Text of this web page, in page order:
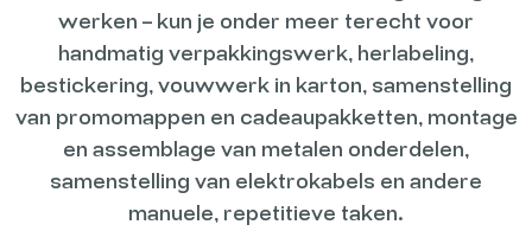
werken – kun je onder meer terecht voor
handmatig verpakkingswerk, herlabeling,
bestickering, vouwwerk in karton, samenstelling
van promomappen en cadeaupakketten, montage
en assemblage van metalen onderdelen,
samenstelling van elektrokabels en andere
manuele, repetitieve taken.